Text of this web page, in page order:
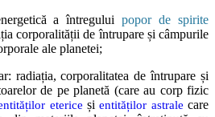
a întreguluipopor de spirite
corporalității de întrupare și câmpurile
ale planetei;
radiația, corporalitatea de întrupare și
de pe planetă (care au corp fizic
eterice șientităților astrale care